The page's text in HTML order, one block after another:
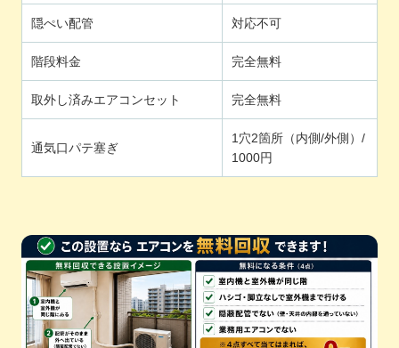
隠ぺい配管 対応不可
階段料金 完全無料
取外し済みエアコンセット 完全無料
通気口パテ塞ぎ
1穴2箇所（内側/外側）/
1000円